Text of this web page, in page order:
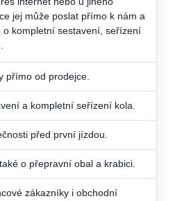
jej může poslat přímo k nám a
o kompletní sestavení, seřízení
přímo od prodejce.
a kompletní seřízení kola.
před první jízdou.
o přepravní obal a krabici.
zákazníky i obchodní